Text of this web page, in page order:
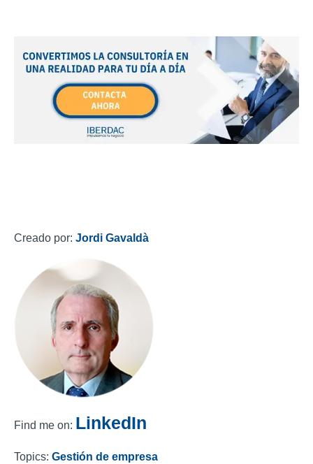
Creado por: Jordi Gavaldà
Find me on: LinkedIn
Topics: Gestión de empresa